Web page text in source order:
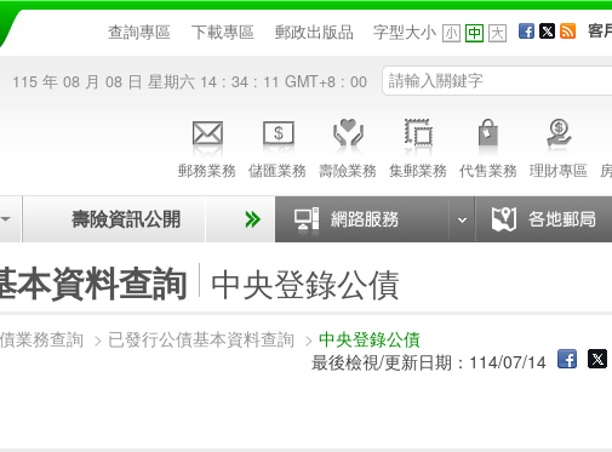
查詢專區 下載專區 郵政出版品 字型大小
115 年 08 月 08 日 星期六 14 : 34 : 11 GMT+8 : 00
郵務業務 儲匯業務 壽險業務 集郵業務 代售業務 理財專區
壽險資訊公開
本資料查詢 中央登錄公債
業務查詢 > 已發行公債基本資料查詢 > 中央登錄公債
最後檢視/更新日期：114/07/14